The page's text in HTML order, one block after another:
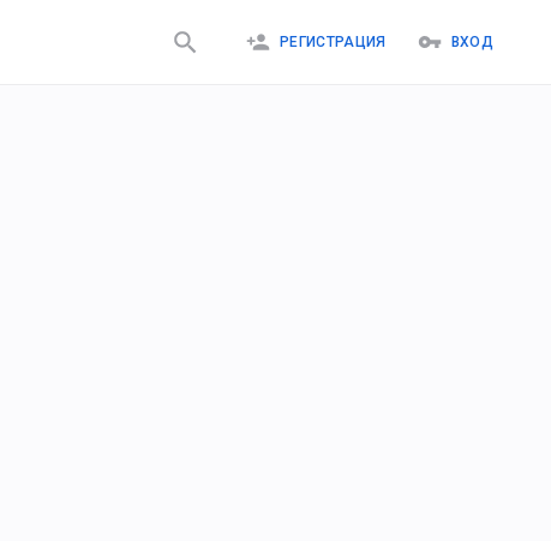
РЕГИСТРАЦИЯ ВХОД